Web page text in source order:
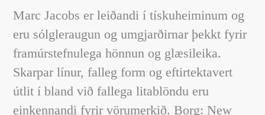
Marc Jacobs er leiðandi í tískuheiminum og
eru sólgleraugun og umgjarðirnar þekkt fyrir
framúrstefnulega hönnun og glæsileika.
Skarpar línur, falleg form og eftirtektavert
útlit í bland við fallega litablöndu eru
einkennandi fyrir vörumerkið. Borg: New